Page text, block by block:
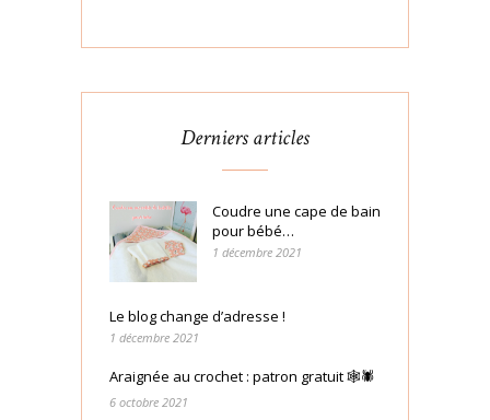
Derniers articles
Coudre une cape de bain
pour bébé…
1 décembre 2021
Le blog change d’adresse !
1 décembre 2021
Araignée au crochet : patron gratuit 🕸🕷
6 octobre 2021